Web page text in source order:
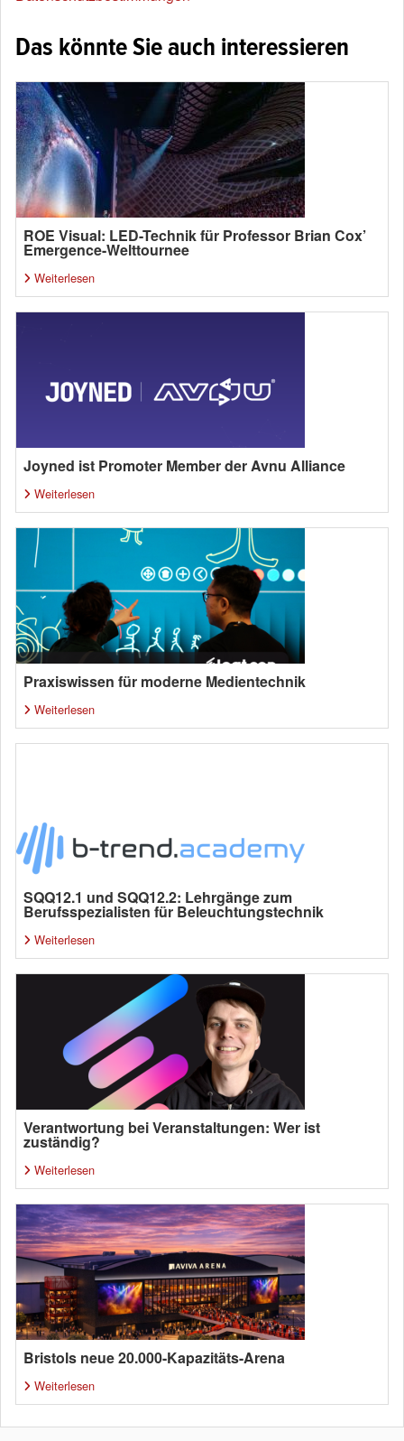
Das könnte Sie auch interessieren
ROE Visual: LED-Technik für Professor Brian Cox’
Emergence-Welttournee
Weiterlesen
Joyned ist Promoter Member der Avnu Alliance
Weiterlesen
Praxiswissen für moderne Medientechnik
Weiterlesen
SQQ12.1 und SQQ12.2: Lehrgänge zum
Berufsspezialisten für Beleuchtungstechnik
Weiterlesen
Verantwortung bei Veranstaltungen: Wer ist
zuständig?
Weiterlesen
Bristols neue 20.000-Kapazitäts-Arena
Weiterlesen